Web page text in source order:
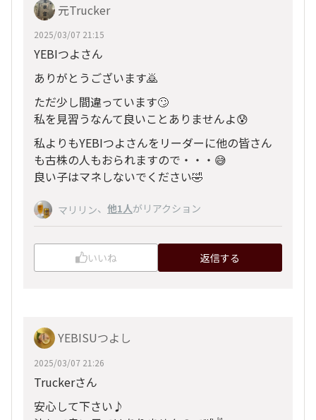
元Trucker
2025/03/07 21:15
YEBIつよさん
ありがとうございます🙇
ただ少し間違っています🙄
私を見習うなんて良いことありませんよ😰
私よりもYEBIつよさんをリーダーに他の皆さん
も古株の人もおられますので・・・😅
良い子はマネしないでください🤣
マリリン、 他1人がリアクション
いいね 返信する
YEBISUつよし
2025/03/07 21:26
Truckerさん
安心して下さい♪